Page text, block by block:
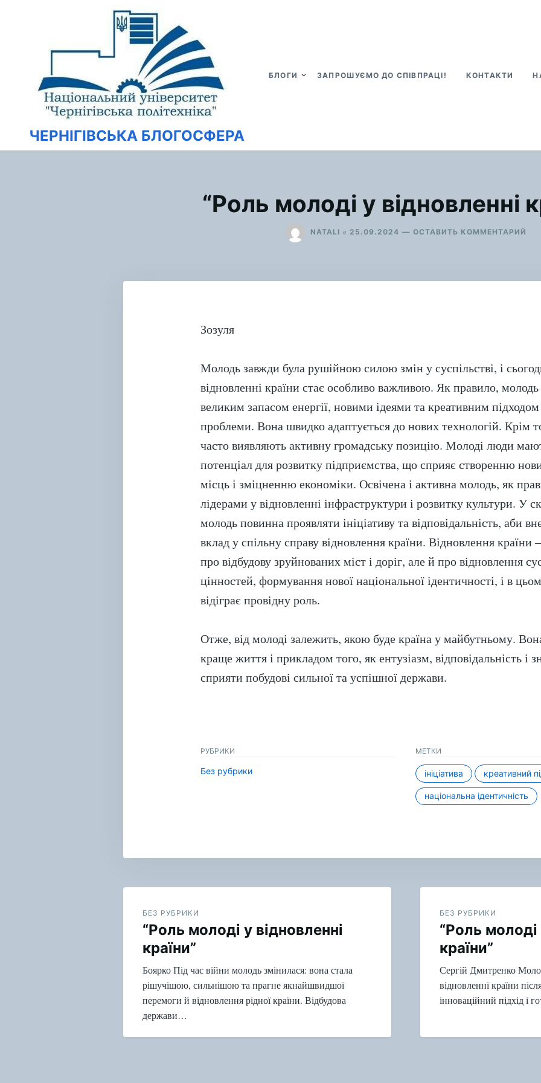
содержимому
ЧЕРНІГІВСЬКА БЛОГОСФЕРА
БЛОГИ ЗАПРОШУЄМО ДО СПІВПРАЦІ! КОНТАКТИ
“Роль молоді у відновленні
NATALI в 25.09.2024 ОСТАВИТЬ КОММЕНТАРИЙ
Зозуля
Молодь завжди була рушійною силою змін у суспільстві, і
відновленні країни стає особливо важливою. Як правило, молодь
великим запасом енергії, новими ідеями та креативним
проблеми. Вона швидко адаптується до нових технологій. Крім
часто виявляють активну громадську позицію. Молоді люди
потенціал для розвитку підприємства, що сприяє створенню
місць і зміцненню економіки. Освічена і активна молодь, як
лідерами у відновленні інфраструктури і розвитку культури. У
молодь повинна проявляти ініціативу та відповідальність, аби
вклад у спільну справу відновлення країни. Відновлення країни
про відбудову зруйнованих міст і доріг, але й про відновлення
цінностей, формування нової національної ідентичності, і в
відіграє провідну роль.
Отже, від молоді залежить, якою буде країна у майбутньому.
краще життя і прикладом того, як ентузіазм, відповідальність і
сприяти побудові сильної та успішної держави.
РУБРИКИ
Без рубрики
МЕТКИ
ініціатива креативний
національна ідентичність
Навигация
по
записям
БЕЗ РУБРИКИ
“Роль молоді у відновленні
країни”
Боярко Під час війни молодь змінилася: вона стала
рішучішою, сильнішою та прагне якнайшвидшої
перемоги й відновлення рідної країни. Відбудова
держави…
БЕЗ РУБРИКИ
“Роль молоді
країни”
Сергій Дмитренко
відновленні країни
інноваційний підхід і